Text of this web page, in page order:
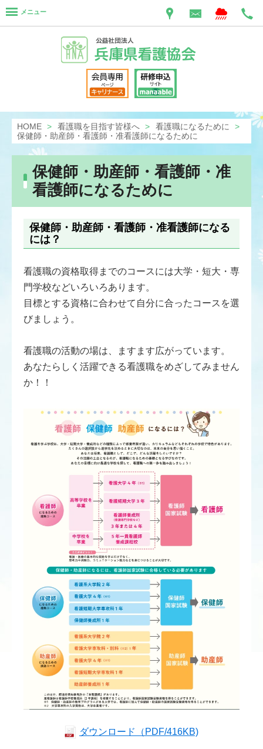
メニュー
HOME 看護職を目指す皆様へ
看護職になるために
保健師・助産師・看護師・准看護師になるために
保健師・助産師・看護師・准
看護師になるために
保健師・助産師・看護師・准看護師になる
には？
看護職の資格取得までのコースには大学・短大・専
門学校などいろいろあります。
目標とする資格に合わせて自分に合ったコースを選
びましょう。
看護職の活動の場は、ますます広がっています。
あなたらしく活躍できる看護職をめざしてみません
か！！
ダウンロード（PDF/416KB)